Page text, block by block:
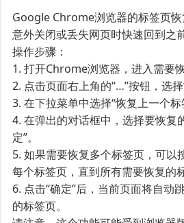
Google Chrome浏览器的标签页
意外关闭或丢失网页时快速回到之
操作步骤：
1. 打开Chrome浏览器，进入需要恢
2. 点击页面右上角的“…”按钮，选择
3. 在下拉菜单中选择“恢复上一个标
4. 在弹出的对话框中，选择要恢复
定”。
5. 如果需要恢复多个标签页，可以
每个标签页，直到所有需要恢复的
6. 点击“确定”后，当前页面将自动
的标签页。